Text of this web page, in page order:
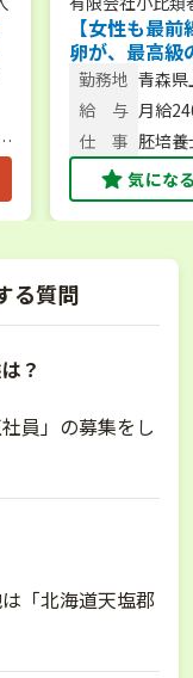
【女性も最
卵が、最高級
「胚培養技
勤務地 青森
給 与 月給
仕 事 胚培養
気にな
る質問
？
員」の募集をし
「北海道天塩郡